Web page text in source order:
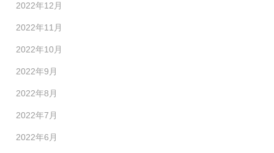
2022年12月
2022年11月
2022年10月
2022年9月
2022年8月
2022年7月
2022年6月